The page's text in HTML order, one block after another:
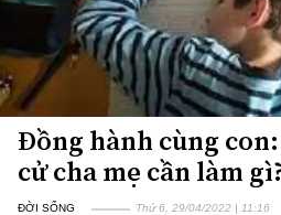
Đồng hành cùng
cử cha mẹ cần làm
ĐỜI SỐNG Thứ 6, 29/04/2022 | 11:16